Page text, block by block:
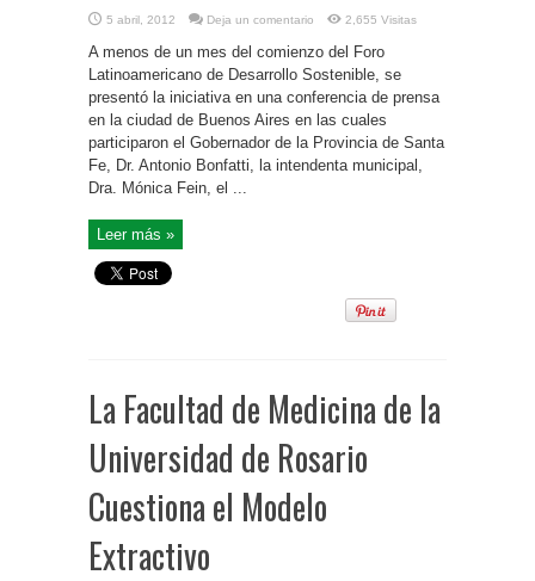
5 abril, 2012 Deja un comentario 2,655 Visitas
A menos de un mes del comienzo del Foro
Latinoamericano de Desarrollo Sostenible, se
presentó la iniciativa en una conferencia de prensa
en la ciudad de Buenos Aires en las cuales
participaron el Gobernador de la Provincia de Santa
Fe, Dr. Antonio Bonfatti, la intendenta municipal,
Dra. Mónica Fein, el ...
Leer más »
La Facultad de Medicina de la
Universidad de Rosario
Cuestiona el Modelo
Extractivo